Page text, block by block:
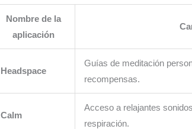
Nombre de la
aplicación
Headspace
Guías de meditación
recompensas.
Calm
Acceso a relajantes
respiración.